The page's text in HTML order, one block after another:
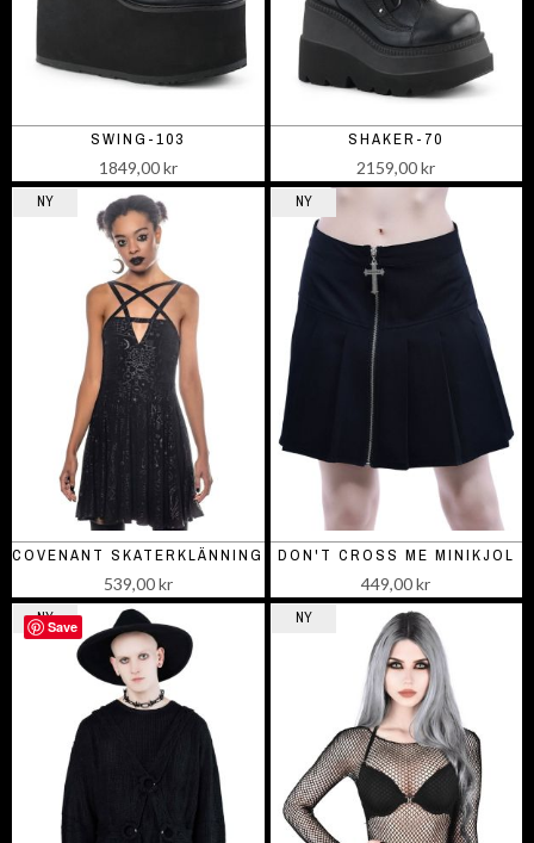
SWING-103
1849,00 kr
SHAKER-70
2159,00 kr
NY
COVENANT SKATERKLÄNNING
539,00 kr
NY
DON'T CROSS ME MINIKJOL
449,00 kr
NY NY
Save